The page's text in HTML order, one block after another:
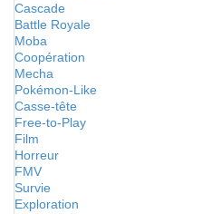
Cascade
Battle Royale
Moba
Coopération
Mecha
Pokémon-Like
Casse-tête
Free-to-Play
Film
Horreur
FMV
Survie
Exploration